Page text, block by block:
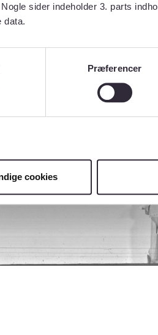
sider indeholder 3. parts
data.
Præferencer
cookies